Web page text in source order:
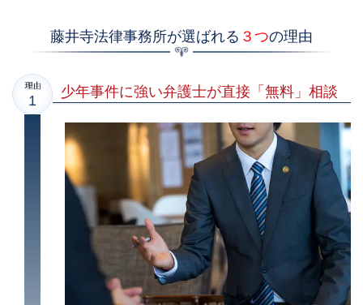
藤井寺法律事務所が選ばれる ３つの理由
少年事件に強い弁護士が直接「無料」相談